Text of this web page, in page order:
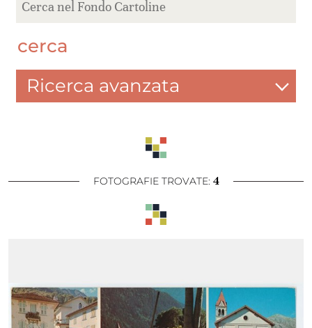
cerca
Ricerca avanzata
FOTOGRAFIE TROVATE: 4